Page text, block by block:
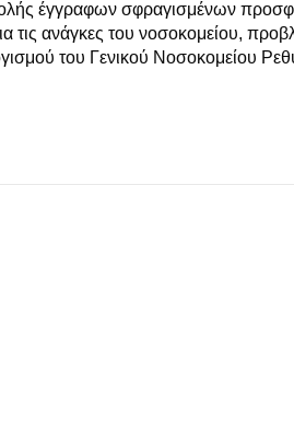
έγγραφων σφραγισμένων
ανάγκες του νοσοκομείου,
του Γενικού Νοσοκομείου